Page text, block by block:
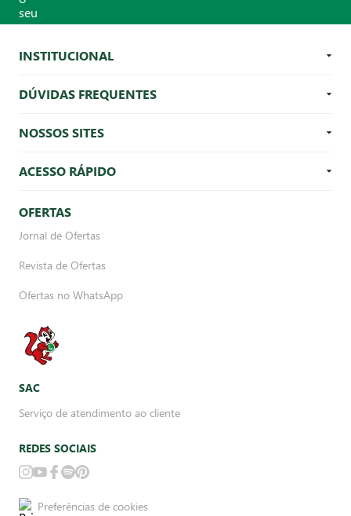
INSTITUCIONAL
DÚVIDAS FREQUENTES
NOSSOS SITES
ACESSO RÁPIDO
OFERTAS
Jornal de Ofertas
Revista de Ofertas
Ofertas no WhatsApp
SAC
Serviço de atendimento ao cliente
REDES SOCIAIS
Preferências de cookies